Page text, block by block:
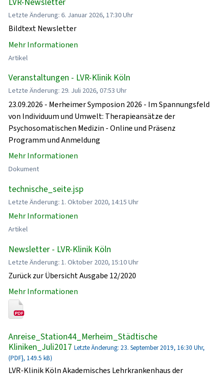
Letzte Änderung: 6. Januar 2026, 17:30 Uhr
Bildtext Newsletter
Mehr Informationen
Artikel
Veranstaltungen - LVR-Klinik Köln
Letzte Änderung: 29. Juli 2026, 07:53 Uhr
23.09.2026 - Merheimer Symposion 2026 - Im Spannungsfeld
von Individuum und Umwelt: Therapieansätze der
Psychosomatischen Medizin - Online und Präsenz
Programm und Anmeldung
Mehr Informationen
Dokument
technische_seite.jsp
Letzte Änderung: 1. Oktober 2020, 14:15 Uhr
Mehr Informationen
Artikel
Newsletter - LVR-Klinik Köln
Letzte Änderung: 1. Oktober 2020, 15:10 Uhr
Zurück zur Übersicht Ausgabe 12/2020
Mehr Informationen
Anreise_Station44_Merheim_Städtische
Kliniken_Juli2017 Letzte Änderung: 23. September 2019, 16:30 Uhr,
(PDF}, 149.5 kB)
LVR-Klinik Köln Akademisches Lehrkrankenhaus der